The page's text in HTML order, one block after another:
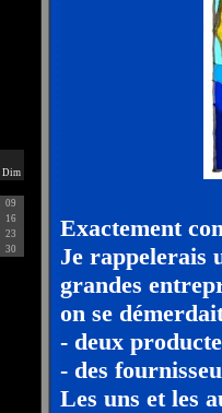
Dim
09
16
23
30
Exactement
Je rappelerais
grandes
on se
- deux
- des
Les uns et les